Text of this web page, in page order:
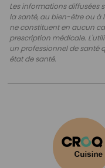
Les informations diffusées
la santé, au bien-être ou à
ne constituent en aucun
prescription médicale.
un professionnel de santé
état de santé.